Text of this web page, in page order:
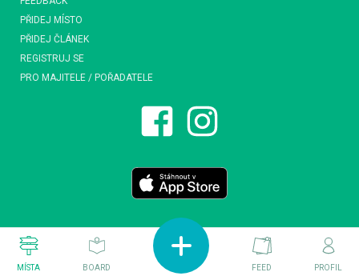
PŘIDEJ MÍSTO
PŘIDEJ ČLÁNEK
REGISTRUJ SE
PRO MAJITELE / POŘADATELE
MÍSTA BOARD FEED PROFIL